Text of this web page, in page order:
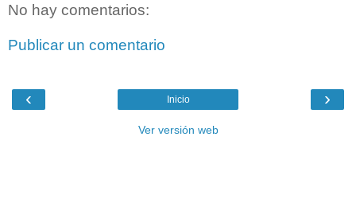
No hay comentarios:
Publicar un comentario
‹ ›
Inicio
Ver versión web